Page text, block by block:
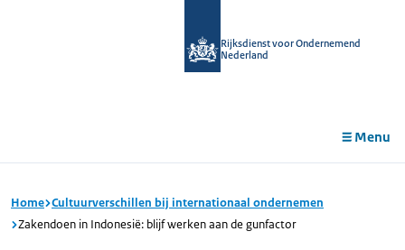
Rijksdienst voor Ondernemend
Nederland
Menu
Home Cultuurverschillen bij internationaal ondernemen
Zakendoen in Indonesië: blijf werken aan de gunfactor